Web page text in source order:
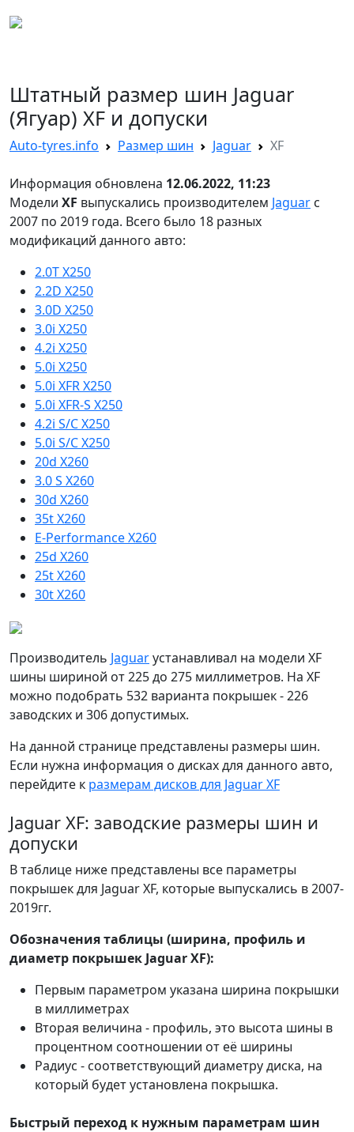
Штатный размер шин Jaguar
(Ягуар) XF и допуски
Auto-tyres.info Размер шин Jaguar XF
Информация обновлена 12.06.2022, 11:23
Модели XF выпускались производителем Jaguar с
2007 по 2019 года. Всего было 18 разных
модификаций данного авто:
2.0T X250
2.2D X250
3.0D X250
3.0i X250
4.2i X250
5.0i X250
5.0i XFR X250
5.0i XFR-S X250
4.2i S/C X250
5.0i S/C X250
20d X260
3.0 S X260
30d X260
35t X260
E-Performance X260
25d X260
25t X260
30t X260
Производитель Jaguarустанавливал на модели XF
шины шириной от 225 до 275 миллиметров. На XF
можно подобрать 532 варианта покрышек - 226
заводских и 306 допустимых.
На данной странице представлены размеры шин.
Если нужна информация о дисках для данного авто,
перейдите к размерам дисков для Jaguar XF
Jaguar XF: заводские размеры шин и
допуски
В таблице ниже представлены все параметры
покрышек для Jaguar XF, которые выпускались в 2007-
2019гг.
Обозначения таблицы (ширина, профиль и
диаметр покрышек Jaguar XF):
Первым параметром указана ширина покрышки
в миллиметрах
Вторая величина - профиль, это высота шины в
процентном соотношении от её ширины
Радиус - соответствующий диаметру диска, на
который будет установлена покрышка.
Быстрый переход к нужным параметрам шин